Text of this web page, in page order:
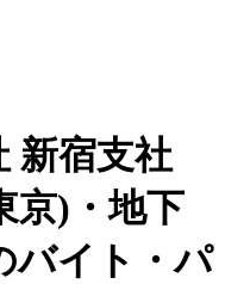
新宿支社
京)・地下
バイト・パ